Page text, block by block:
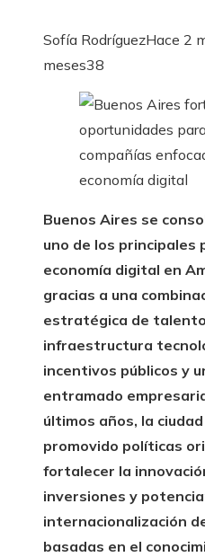
Sofía RodríguezHace 2
meses38
Buenos Aires se
uno de los principales
economía digital en
gracias a una
estratégica de
infraestructura
incentivos públicos y
entramado
últimos años, la
promovido políticas
fortalecer la
inversiones y
internacionalización
basadas en el